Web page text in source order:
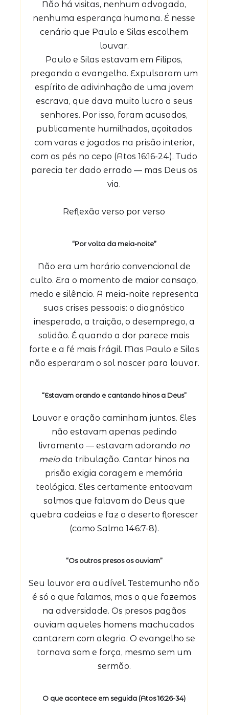
Não há visitas, nenhum advogado,
nenhuma esperança humana. É nesse
cenário que Paulo e Silas escolhem
louvar.
Paulo e Silas estavam em Filipos,
pregando o evangelho. Expulsaram um
espírito de adivinhação de uma jovem
escrava, que dava muito lucro a seus
senhores. Por isso, foram acusados,
publicamente humilhados, açoitados
com varas e jogados na prisão interior,
com os pés no cepo (Atos 16:16-24). Tudo
parecia ter dado errado — mas Deus os
via.
Reflexão verso por verso
“Por volta da meia-noite”
Não era um horário convencional de
culto. Era o momento de maior cansaço,
medo e silêncio. A meia-noite representa
suas crises pessoais: o diagnóstico
inesperado, a traição, o desemprego, a
solidão. É quando a dor parece mais
forte e a fé mais frágil. Mas Paulo e Silas
não esperaram o sol nascer para louvar.
“Estavam orando e cantando hinos a Deus”
Louvor e oração caminham juntos. Eles
não estavam apenas pedindo
livramento — estavam adorando no
meioda tribulação. Cantar hinos na
prisão exigia coragem e memória
teológica. Eles certamente entoavam
salmos que falavam do Deus que
quebra cadeias e faz o deserto florescer
(como Salmo 146:7-8).
“Os outros presos os ouviam”
Seu louvor era audível. Testemunho não
é só o que falamos, mas o que fazemos
na adversidade. Os presos pagãos
ouviam aqueles homens machucados
cantarem com alegria. O evangelho se
tornava som e força, mesmo sem um
sermão.
O que acontece em seguida (Atos 16:26-34)